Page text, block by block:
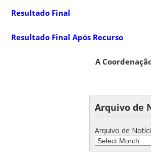
Resultado Final
Resultado Final Após Recurso
A
Arquivo de
Arquivo de